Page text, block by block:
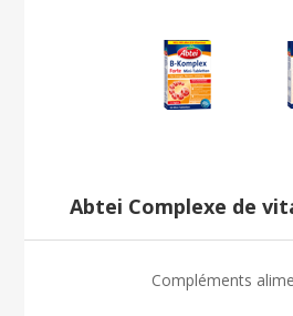
Abtei Complexe de
Compléments